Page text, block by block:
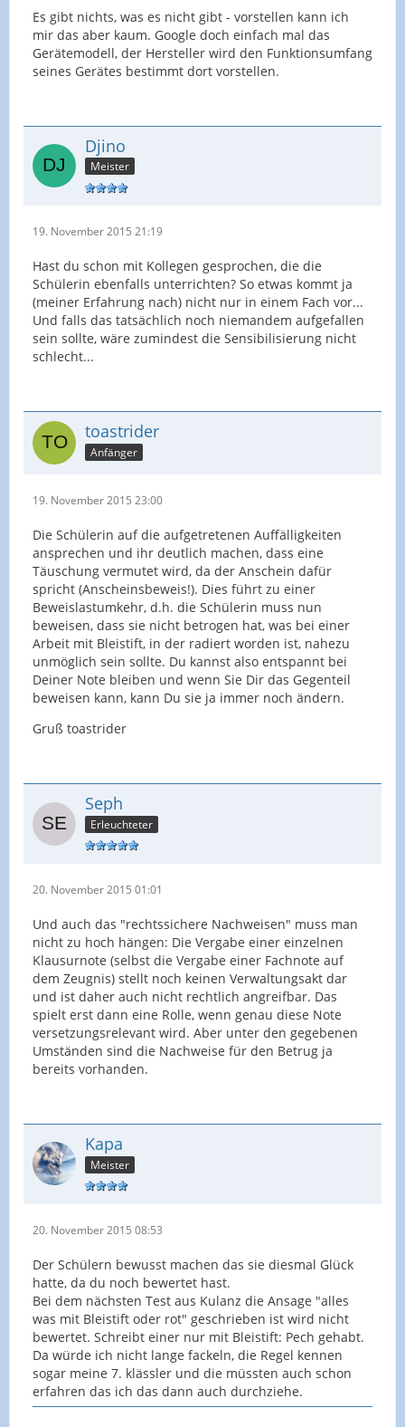
Es gibt nichts, was es nicht gibt - vorstellen kann ich
mir das aber kaum. Google doch einfach mal das
Gerätemodell, der Hersteller wird den Funktionsumfang
seines Gerätes bestimmt dort vorstellen.
Djino
Meister
19. November 2015 21:19
Hast du schon mit Kollegen gesprochen, die die
Schülerin ebenfalls unterrichten? So etwas kommt ja
(meiner Erfahrung nach) nicht nur in einem Fach vor...
Und falls das tatsächlich noch niemandem aufgefallen
sein sollte, wäre zumindest die Sensibilisierung nicht
schlecht...
toastrider
Anfänger
19. November 2015 23:00
Die Schülerin auf die aufgetretenen Auffälligkeiten
ansprechen und ihr deutlich machen, dass eine
Täuschung vermutet wird, da der Anschein dafür
spricht (Anscheinsbeweis!). Dies führt zu einer
Beweislastumkehr, d.h. die Schülerin muss nun
beweisen, dass sie nicht betrogen hat, was bei einer
Arbeit mit Bleistift, in der radiert worden ist, nahezu
unmöglich sein sollte. Du kannst also entspannt bei
Deiner Note bleiben und wenn Sie Dir das Gegenteil
beweisen kann, kann Du sie ja immer noch ändern.
Gruß toastrider
Seph
Erleuchteter
20. November 2015 01:01
Und auch das "rechtssichere Nachweisen" muss man
nicht zu hoch hängen: Die Vergabe einer einzelnen
Klausurnote (selbst die Vergabe einer Fachnote auf
dem Zeugnis) stellt noch keinen Verwaltungsakt dar
und ist daher auch nicht rechtlich angreifbar. Das
spielt erst dann eine Rolle, wenn genau diese Note
versetzungsrelevant wird. Aber unter den gegebenen
Umständen sind die Nachweise für den Betrug ja
bereits vorhanden.
Kapa
Meister
20. November 2015 08:53
Der Schülern bewusst machen das sie diesmal Glück
hatte, da du noch bewertet hast.
Bei dem nächsten Test aus Kulanz die Ansage "alles
was mit Bleistift oder rot" geschrieben ist wird nicht
bewertet. Schreibt einer nur mit Bleistift: Pech gehabt.
Da würde ich nicht lange fackeln, die Regel kennen
sogar meine 7. klässler und die müssten auch schon
erfahren das ich das dann auch durchziehe.